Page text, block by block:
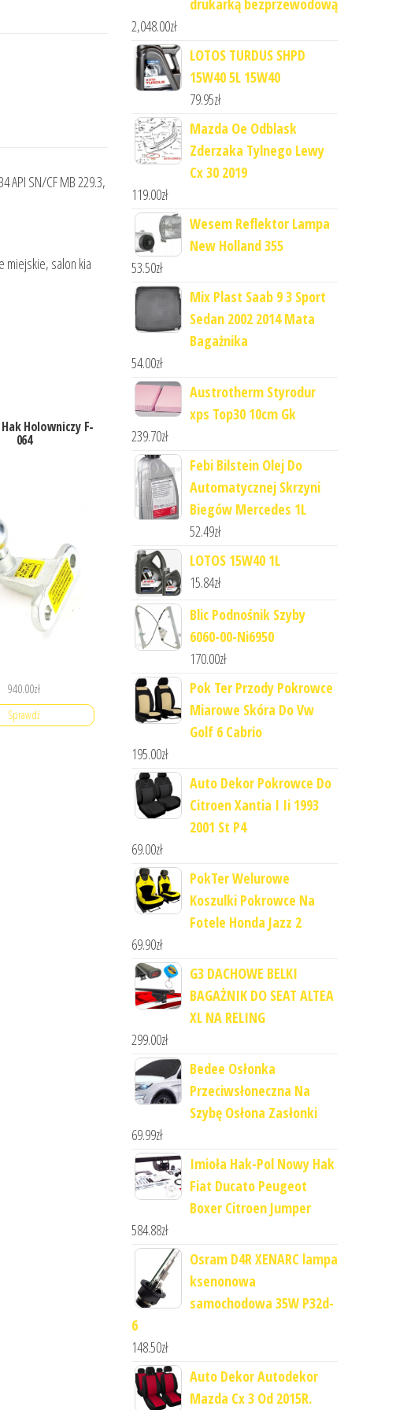
API SN/CF MB 229.3,
miejskie, salon kia
Holowniczy F-
064
940.00zł
Sprawdź
drukarką bezprzewodową
2,048.00zł
LOTOS TURDUS SHPD
15W40 5L 15W40
79.95zł
Mazda Oe Odblask
Zderzaka Tylnego Lewy
Cx 30 2019
119.00zł
Wesem Reflektor Lampa
New Holland 355
53.50zł
Mix Plast Saab 9 3 Sport
Sedan 2002 2014 Mata
Bagażnika
54.00zł
Austrotherm Styrodur
xps Top30 10cm Gk
239.70zł
Febi Bilstein Olej Do
Automatycznej Skrzyni
Biegów Mercedes 1L
52.49zł
LOTOS 15W40 1L
15.84zł
Blic Podnośnik Szyby
6060-00-Ni6950
170.00zł
Pok Ter Przody Pokrowce
Miarowe Skóra Do Vw
Golf 6 Cabrio
195.00zł
Auto Dekor Pokrowce Do
Citroen Xantia I Ii 1993
2001 St P4
69.00zł
PokTer Welurowe
Koszulki Pokrowce Na
Fotele Honda Jazz 2
69.90zł
G3 DACHOWE BELKI
BAGAŻNIK DO SEAT ALTEA
XL NA RELING
299.00zł
Bedee Osłonka
Przeciwsłoneczna Na
Szybę Osłona Zasłonki
69.99zł
Imioła Hak-Pol Nowy Hak
Fiat Ducato Peugeot
Boxer Citroen Jumper
584.88zł
Osram D4R XENARC lampa
ksenonowa
samochodowa 35W P32d-
6
148.50zł
Auto Dekor Autodekor
Mazda Cx 3 Od 2015R.